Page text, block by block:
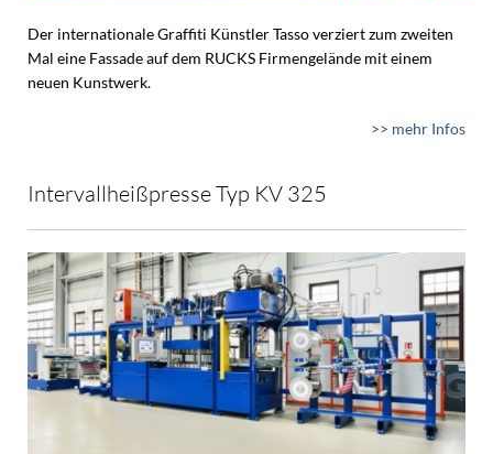
Der internationale Graffiti Künstler Tasso verziert zum zweiten
Mal eine Fassade auf dem RUCKS Firmengelände mit einem
neuen Kunstwerk.
>> mehr Infos
Intervallheißpresse Typ KV 325